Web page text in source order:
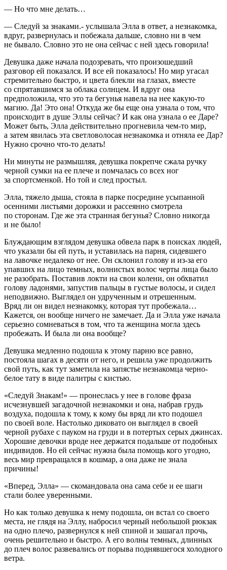
— Но что мне делать…
— Следуй за знаками.- услышала Элла в ответ, а незнакомка,
вдруг, развернулась и побежала дальше, словно ни в чем
не бывало. Словно это не она сейчас с ней здесь говорила!
Девушка даже начала подозревать, что произошедший
разговор ей показался. И все ей показалось! Но мир угасал
стремительно быстро, и цвета блекли на глазах, вместе
со спрятавшимся за облака солнцем. И вдруг она
предположила, что это та бегунья навела на нее какую-то
магию. Да! Это она! Откуда же бы еще она узнала о том, что
происходит в душе Эллы сейчас? И как она узнала о ее Даре?
Может быть, Элла действительно прогневила чем-то мир,
а затем явилась эта светловолосая незнакомка и отняла ее Дар?
Нужно срочно что-то делать!
Ни минуты не размышляя, девушка покрепче сжала ручку
черной сумки на ее плече и помчалась со всех ног
за спортсменкой. Но той и след простыл.
Элла, тяжело дыша, стояла в парке посредине усыпанной
осенними листьями дорожки и рассеянно смотрела
по сторонам. Где же эта странная бегунья? Словно никогда
и не было!
Блуждающим взглядом девушка обвела парк в поисках людей,
что указали бы ей путь, и уставилась на парня, сидевшего
на лавочке недалеко от нее. Он склонил голову и из-за его
упавших на лицо темных, волнистых волос черты лица было
не разобрать. Поставив локти на свои колени, он обхватил
голову ладонями, запустив пальцы в густые волосы, и сидел
неподвижно. Выглядел он удрученным и отрешенным.
Вряд ли он видел незнакомку, которая тут пробежала…
Кажется, он вообще ничего не замечает. Да и Элла уже начала
серьезно сомневаться в том, что та женщина могла здесь
пробежать. И была ли она вообще?
Девушка медленно подошла к этому парню все равно,
постояла шагах в десяти от него, и решила уже продолжить
свой путь, как тут заметила на запястье незнакомца черно-
белое тату в виде палитры с кистью.
«Следуй Знакам!» — пронеслась у нее в голове фраза
исчезнувшей загадочной незнакомки и она, набрав грудь
воздуха, подошла к тому, к кому бы вряд ли кто подошел
по своей воле. Настолько диковато он выглядел в своей
черной рубахе с пауком на груди и в потертых серых джинсах.
Хорошие девочки вроде нее держатся подальше от подобных
индивидов. Но ей сейчас нужна была помощь кого угодно,
весь мир превращался в кошмар, а она даже не знала
причины!
«Вперед, Элла» — скомандовала она сама себе и ее шаги
стали более уверенными.
Но как только девушка к нему подошла, он встал со своего
места, не глядя на Эллу, набросил черный небольшой рюкзак
на одно плечо, развернулся к ней спиной и зашагал прочь,
очень решительно и быстро. А его волны темных, длинных
до плеч волос развевались от порыва поднявшегося холодного
ветра.